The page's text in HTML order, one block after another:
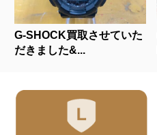
G-SHOCK買取させていた
だきました&...